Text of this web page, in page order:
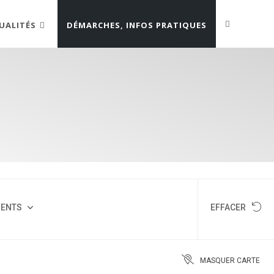
DÉMARCHES, INFOS PRATIQUES
EFFACER
MASQUER CARTE